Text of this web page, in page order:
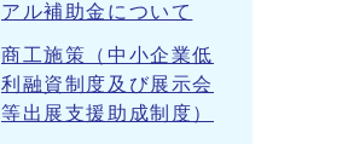
アル補助金について
商工施策（中小企業低
利融資制度及び展示会
等出展支援助成制度）